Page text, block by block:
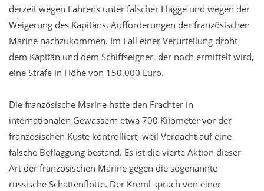
derzeit wegen Fahrens unter falscher Flagge und wegen der
Weigerung des Kapitäns, Aufforderungen der französischen
Marine nachzukommen. Im Fall einer Verurteilung droht
dem Kapitän und dem Schiffseigner, der noch ermittelt wird,
eine Strafe in Höhe von 150.000 Euro.
Die französische Marine hatte den Frachter in
internationalen Gewässern etwa 700 Kilometer vor der
französischen Küste kontrolliert, weil Verdacht auf eine
falsche Beflaggung bestand. Es ist die vierte Aktion dieser
Art der französischen Marine gegen die sogenannte
russische Schattenflotte. Der Kreml sprach von einer